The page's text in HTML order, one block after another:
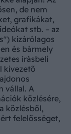
de nem
grafikákat,
stb. – az
kizárólagos
és bármely
írásbeli
kivezető
vállal. A
közlésére,
közlésből,
felelősséget,